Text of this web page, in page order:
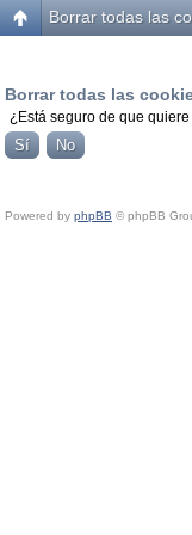
Borrar todas las
Borrar todas las
¿Está seguro de que
Powered by phpBB © phpBB